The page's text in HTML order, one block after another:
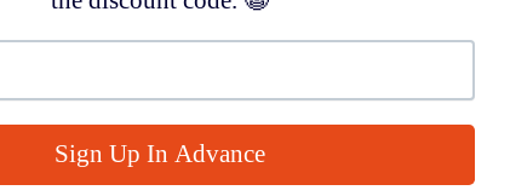
चीन से यूपीएस वर्ल्डवाइड एक्सप्रेस सेवर (5-7
;